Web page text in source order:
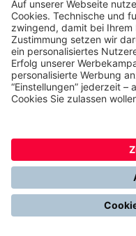
Unsere
sind deutschlandweit
Wartungspakete
der Installation noch
Nutzen Sie einfach
Unsere